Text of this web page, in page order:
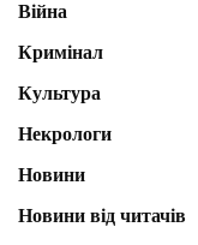
Війна
Кримінал
Культура
Некрологи
Новини
Новини від читачів